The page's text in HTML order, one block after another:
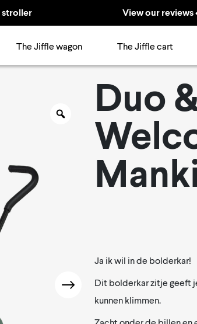
stroller View our reviews
The Jiffle wagon The Jiffle cart
Duo
Ja ik wil in de bolderkar!
Dit bolderkar zitje geeft
kunnen klimmen.